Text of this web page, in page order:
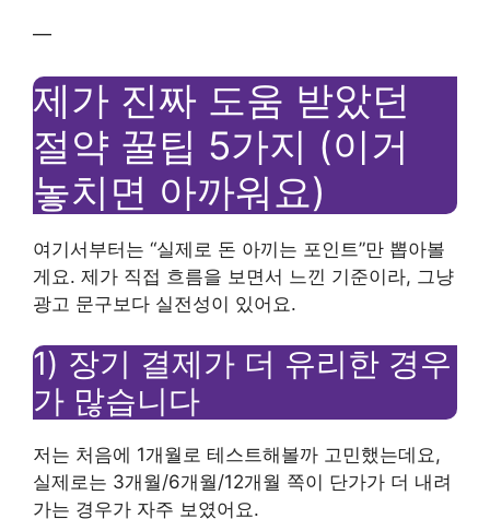
—
제가 진짜 도움 받았던
절약 꿀팁 5가지 (이거
놓치면 아까워요)
여기서부터는 “실제로 돈 아끼는 포인트”만 뽑아볼
게요. 제가 직접 흐름을 보면서 느낀 기준이라, 그냥
광고 문구보다 실전성이 있어요.
1) 장기 결제가 더 유리한 경우
가 많습니다
저는 처음에 1개월로 테스트해볼까 고민했는데요,
실제로는 3개월/6개월/12개월 쪽이 단가가 더 내려
가는 경우가 자주 보였어요.